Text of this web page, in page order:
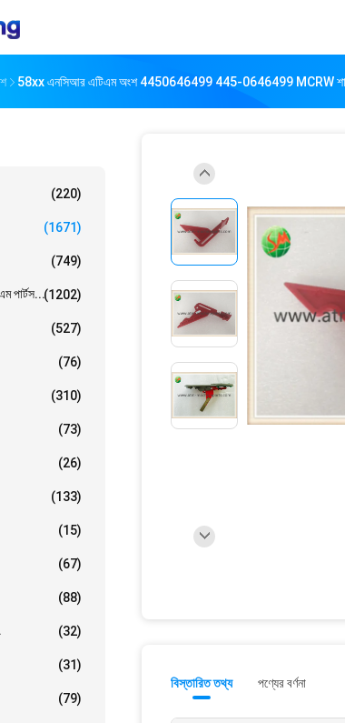
58xx এনসিআর এটিএম অংশ 4450646499 445-0646499 MCRW শাটার
(220)
(1671)
(749)
পার্টস...(1202)
(527)
(76)
(310)
(73)
(26)
(133)
(15)
(67)
(88)
(32)
(31)
(79)
বিস্তারিত তথ্য পণ্যের বর্ণনা